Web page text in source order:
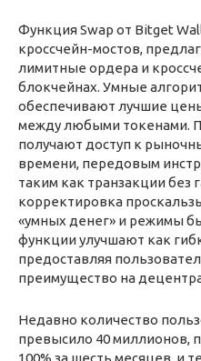
Функция Swap от Bitget
кроссчейн-мостов,
лимитные ордера и
блокчейнах. Умные
обеспечивают лучшие
между любыми токенами.
получают доступ к
времени, передовым
таким как транзакции без
корректировка
«умных денег» и режимы
функции улучшают как
предоставляя
преимущество на
Недавно количество
превысило 40 миллионов,
100% за шесть месяцев, и